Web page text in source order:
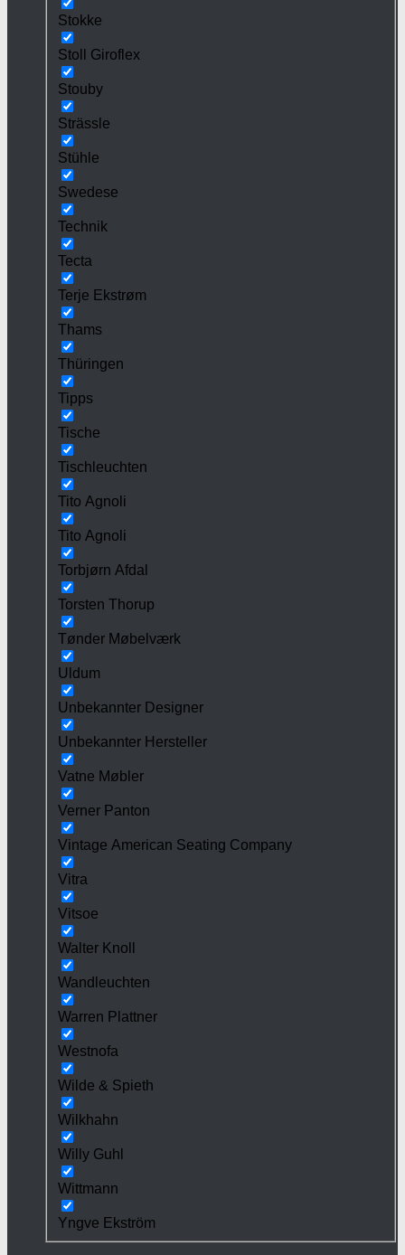
Stokke
Stoll Giroflex
Stouby
Strässle
Stühle
Swedese
Technik
Tecta
Terje Ekstrøm
Thams
Thüringen
Tipps
Tische
Tischleuchten
Tito Agnoli
Tito Agnoli
Torbjørn Afdal
Torsten Thorup
Tønder Møbelværk
Uldum
Unbekannter Designer
Unbekannter Hersteller
Vatne Møbler
Verner Panton
Vintage American Seating Company
Vitra
Vitsoe
Walter Knoll
Wandleuchten
Warren Plattner
Westnofa
Wilde & Spieth
Wilkhahn
Willy Guhl
Wittmann
Yngve Ekström